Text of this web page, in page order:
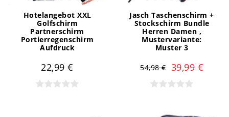
Hotelangebot XXL
Golfschirm
Partnerschirm
Portierregenschirm
Aufdruck
22,99 €
Jasch Taschenschirm +
Stockschirm Bundle
Herren Damen ,
Mustervariante:
Muster 3
54,98 € 39,99 €